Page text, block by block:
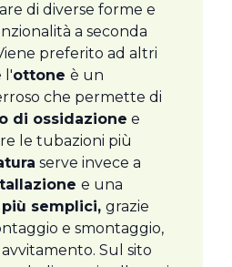
di diverse forme e
a seconda
preferito ad altri
l'ottone è un
che permette di
di ossidazione e
le tubazioni più
serve invece a
e una
semplici, grazie
e smontaggio,
Sul sito